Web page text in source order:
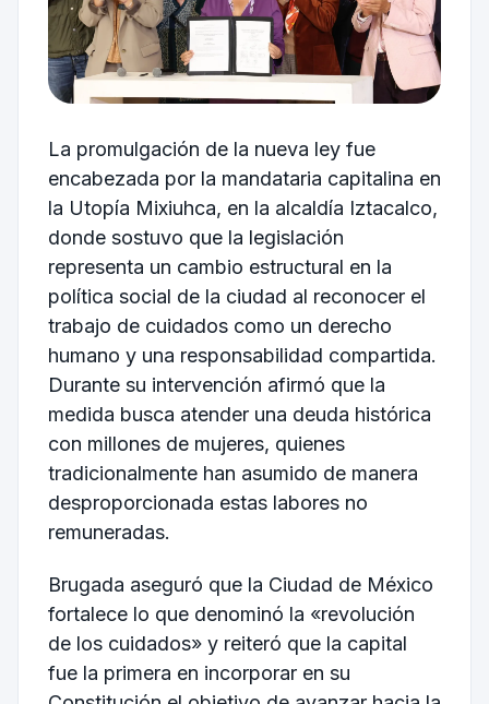
La promulgación de la nueva ley fue
encabezada por la mandataria capitalina en
la Utopía Mixiuhca, en la alcaldía Iztacalco,
donde sostuvo que la legislación
representa un cambio estructural en la
política social de la ciudad al reconocer el
trabajo de cuidados como un derecho
humano y una responsabilidad compartida.
Durante su intervención afirmó que la
medida busca atender una deuda histórica
con millones de mujeres, quienes
tradicionalmente han asumido de manera
desproporcionada estas labores no
remuneradas.
Brugada aseguró que la Ciudad de México
fortalece lo que denominó la «revolución
de los cuidados» y reiteró que la capital
fue la primera en incorporar en su